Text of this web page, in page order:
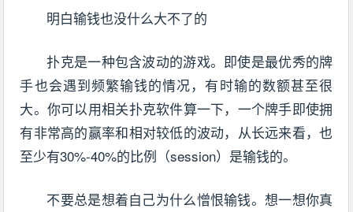
明白输钱也没什么大不了的
扑克是一种包含波动的游戏。即使是最优秀的牌
手也会遇到频繁输钱的情况，有时输的数额甚至很
大。你可以用相关扑克软件算一下，一个牌手即使拥
有非常高的赢率和相对较低的波动，从长远来看，也
至少有30%-40%的比例（session）是输钱的。
不要总是想着自己为什么憎恨输钱。想一想你真